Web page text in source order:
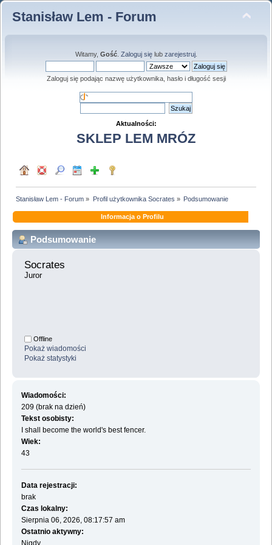
Stanisław Lem - Forum
Witamy, Gość. Zaloguj sięlub zarejestruj.
Zaloguj się podając nazwę użytkownika, hasło i długość sesji
Aktualności:
SKLEP LEM MRÓZ
Stanisław Lem - Forum » Profil użytkownika Socrates » Podsumowanie
Informacja o Profilu
Podsumowanie
Socrates
Juror
Offline
Pokaż wiadomości
Pokaż statystyki
Wiadomości:
209 (brak na dzień)
Tekst osobisty:
I shall become the world's best fencer.
Wiek:
43
Data rejestracji:
brak
Czas lokalny:
Sierpnia 06, 2026, 08:17:57 am
Ostatnio aktywny:
Nigdy